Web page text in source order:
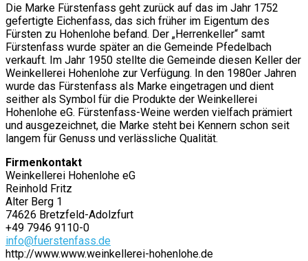
Die Marke Fürstenfass geht zurück auf das im Jahr 1752
gefertigte Eichenfass, das sich früher im Eigentum des
Fürsten zu Hohenlohe befand. Der „Herrenkeller“ samt
Fürstenfass wurde später an die Gemeinde Pfedelbach
verkauft. Im Jahr 1950 stellte die Gemeinde diesen Keller der
Weinkellerei Hohenlohe zur Verfügung. In den 1980er Jahren
wurde das Fürstenfass als Marke eingetragen und dient
seither als Symbol für die Produkte der Weinkellerei
Hohenlohe eG. Fürstenfass-Weine werden vielfach prämiert
und ausgezeichnet, die Marke steht bei Kennern schon seit
langem für Genuss und verlässliche Qualität.
Firmenkontakt
Weinkellerei Hohenlohe eG
Reinhold Fritz
Alter Berg 1
74626 Bretzfeld-Adolzfurt
+49 7946 9110-0
info@fuerstenfass.de
http://www.www.weinkellerei-hohenlohe.de